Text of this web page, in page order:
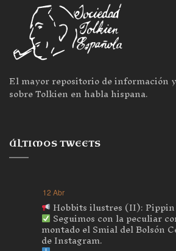
El mayor repositorio de información
sobre Tolkien en habla hispana.
ÚLTIMOS TWEETS
12 Abr
Hobbits ilustres (II): Pippin
Seguimos con la peculiar
montado el Smial del Bolsón
de Instagram.